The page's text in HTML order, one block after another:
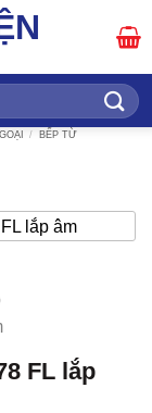
/ BẾP TỪ
FL lắp